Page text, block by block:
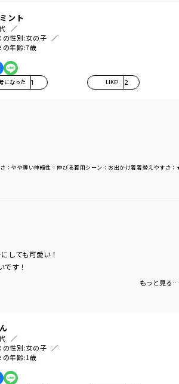
ント
の性別:女の子
の年齢:7歳
になった 1 LIKE! 2
：やや薄い伸縮性 ：伸びる着用シーン ：お出かけ着着替えやすさ
しても可愛い！
です！
もっと見る…
の性別:女の子
の年齢:1歳